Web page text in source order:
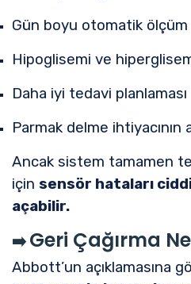
Gün boyu otomatik ölçüm
Hipoglisemi ve
Daha iyi tedavi planlaması
Parmak delme ihtiyacının
Ancak sistem tamamen
için sensör hataları
açabilir.
➡️Geri Çağırma
Abbott’un açıklamasına